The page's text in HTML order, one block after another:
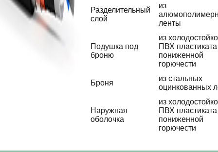
Разделительный
слой
из
ленты
Подушка под
броню
из
ПВХ пластиката
пониженной
горючести
Броня
из стальных
оцинкованных
Наружная
оболочка
из
ПВХ пластиката
пониженной
горючести